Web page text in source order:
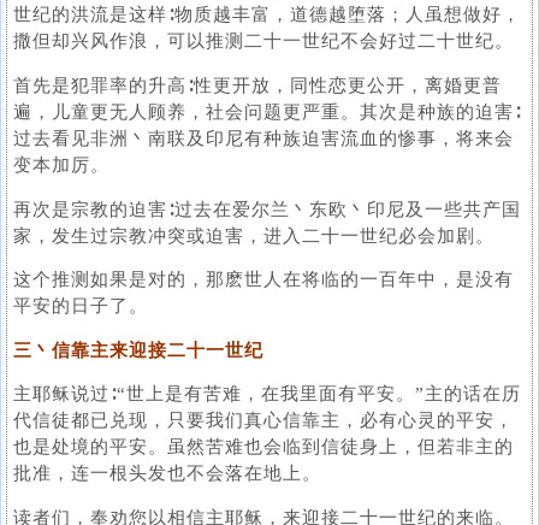
世纪的洪流是这样∶物质越丰富，道德越堕落；人虽想做好，
撒但却兴风作浪，可以推测二十一世纪不会好过二十世纪。
首先是犯罪率的升高∶性更开放，同性恋更公开，离婚更普
遍，儿童更无人顾养，社会问题更严重。其次是种族的迫害∶
过去看见非洲丶南联及印尼有种族迫害流血的惨事，将来会
变本加厉。
再次是宗教的迫害∶过去在爱尔兰丶东欧丶印尼及一些共产国
家，发生过宗教冲突或迫害，进入二十一世纪必会加剧。
这个推测如果是对的，那麽世人在将临的一百年中，是没有
平安的日子了。
三丶信靠主来迎接二十一世纪
主耶稣说过∶“世上是有苦难，在我里面有平安。”主的话在历
代信徒都已兑现，只要我们真心信靠主，必有心灵的平安，
也是处境的平安。虽然苦难也会临到信徒身上，但若非主的
批准，连一根头发也不会落在地上。
读者们，奉劝您以相信主耶稣，来迎接二十一世纪的来临。